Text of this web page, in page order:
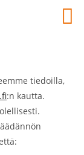
laillisia vakituisia
tiedoilla,
:n kautta.